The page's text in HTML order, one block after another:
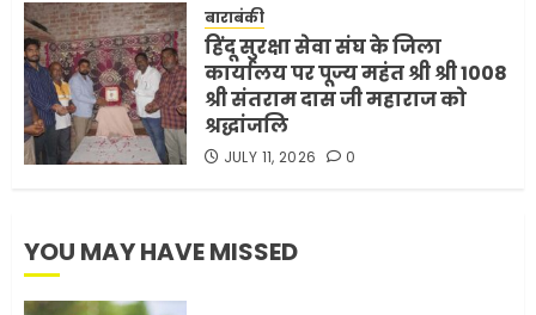
5
FEBRUARY 3, 2026
बाराबंकी
हिंदू सुरक्षा सेवा संघ के जिला
कार्यालय पर पूज्य महंत श्री श्री 1008
श्री संतराम दास जी महाराज को
श्रद्धांजलि
JULY 11, 2026 0
YOU MAY HAVE MISSED